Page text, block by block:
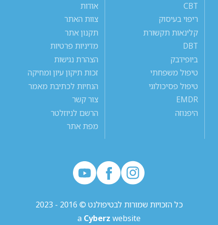
CBT
ריפוי בעיסוק
קלינאות תקשורת
DBT
ביופידבק
טיפול משפחתי
טיפול פסיכולוגי
EMDR
היפנוזה
אודות
צוות האתר
תקנון אתר
מדיניות פרטיות
הצהרת נגישות
זכות תיקון עיון ומחיקה
הנחיות לכתיבת מאמר
צור קשר
הרשם לניוזלטר
מפת אתר
כל הזכויות שמורות לבטיפולנט © 2016 - 2023
a Cyberz website